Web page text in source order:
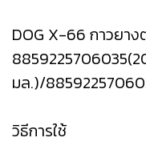
DOG X-66 กาวยาง
มล.)/
วิธีการใช้